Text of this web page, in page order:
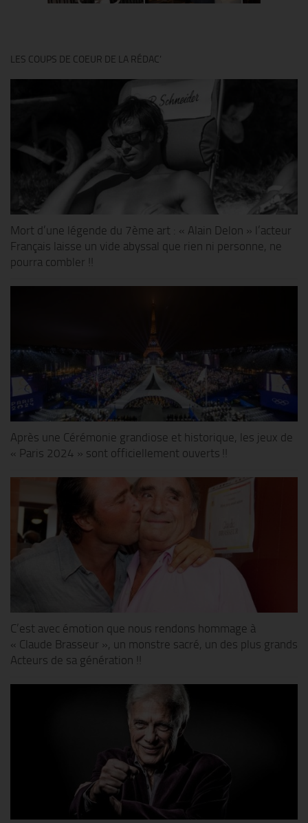
LES COUPS DE COEUR DE LA RÉDAC’
Mort d’une légende du 7ème art : « Alain Delon » l’acteur
Français laisse un vide abyssal que rien ni personne, ne
pourra combler !!
Après une Cérémonie grandiose et historique, les jeux de
« Paris 2024 » sont officiellement ouverts !!
C’est avec émotion que nous rendons hommage à
« Claude Brasseur », un monstre sacré, un des plus grands
Acteurs de sa génération !!